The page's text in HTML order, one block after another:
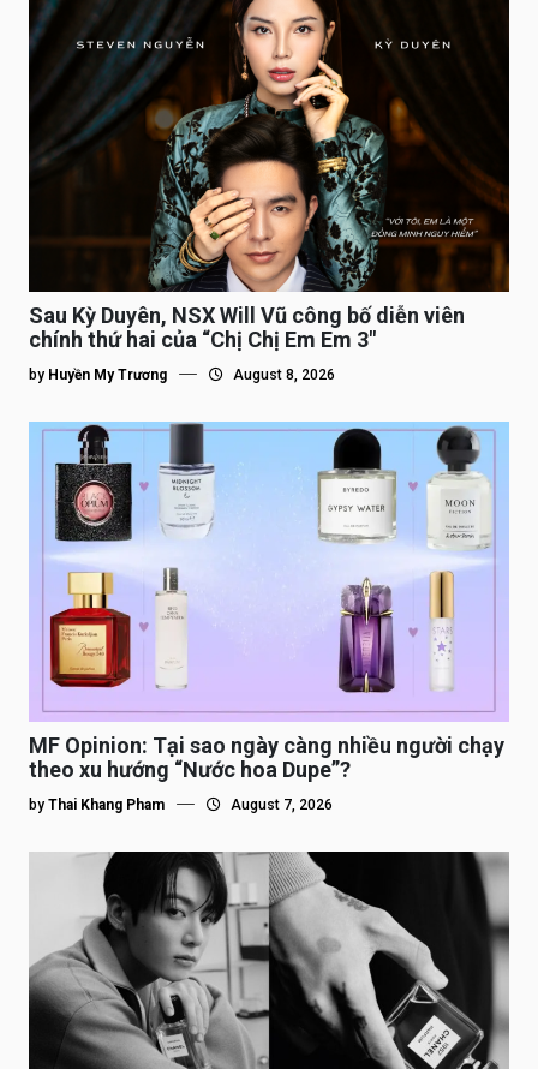
Sau Kỳ Duyên, NSX Will Vũ công bố diễn viên
chính thứ hai của “Chị Chị Em Em 3″
by Huyền My Trương August 8, 2026
MF Opinion: Tại sao ngày càng nhiều người chạy
theo xu hướng “Nước hoa Dupe”?
by Thai Khang Pham August 7, 2026